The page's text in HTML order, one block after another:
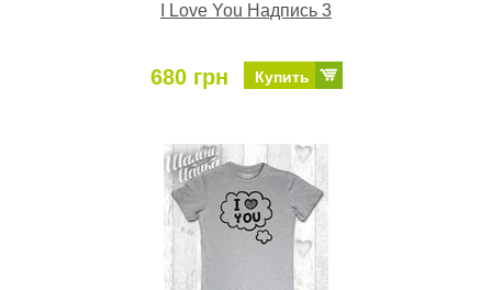
I Love You Надпись 3
680 грн Купить